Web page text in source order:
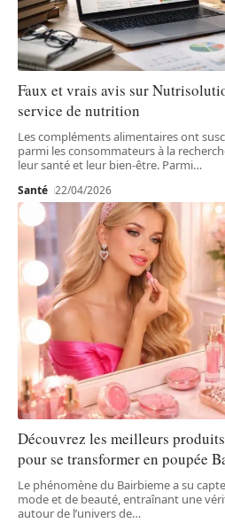
Faux et vrais avis sur
service de nutrition
Les compléments alimentaires ont
parmi les consommateurs à la
leur santé et leur bien-être. Parmi…
Santé 22/04/2026
Découvrez les meilleurs
pour se transformer en poupée
Le phénomène du Bairbieme a su
mode et de beauté, entraînant une
autour de l’univers de…